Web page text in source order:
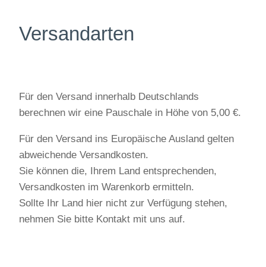
Versandarten
Für den Versand innerhalb Deutschlands
berechnen wir eine Pauschale in Höhe von 5,00 €.
Für den Versand ins Europäische Ausland gelten
abweichende Versandkosten.
Sie können die, Ihrem Land entsprechenden,
Versandkosten im Warenkorb ermitteln.
Sollte Ihr Land hier nicht zur Verfügung stehen,
nehmen Sie bitte Kontakt mit uns auf.